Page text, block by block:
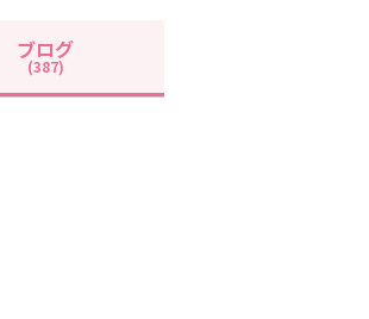
ブログ
(387)